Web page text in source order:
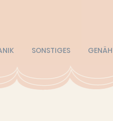
SONSTIGES